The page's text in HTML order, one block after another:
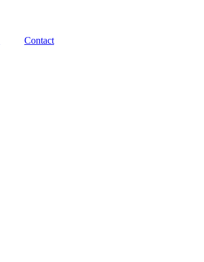
Contact